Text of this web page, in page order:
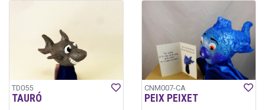
TD055
TAURÓ
CNM007-CA
PEIX PEIXET